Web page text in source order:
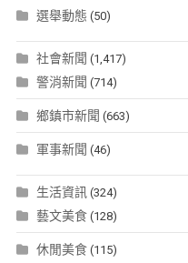
選舉動態 (50)
社會新聞 (1,417)
警消新聞 (714)
鄉鎮市新聞 (663)
軍事新聞 (46)
生活資訊 (324)
藝文美食(128)
休閒美食(115)